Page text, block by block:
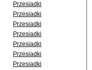
Przesiadki
Przesiadki
Przesiadki
Przesiadki
Przesiadki
Przesiadki
Przesiadki